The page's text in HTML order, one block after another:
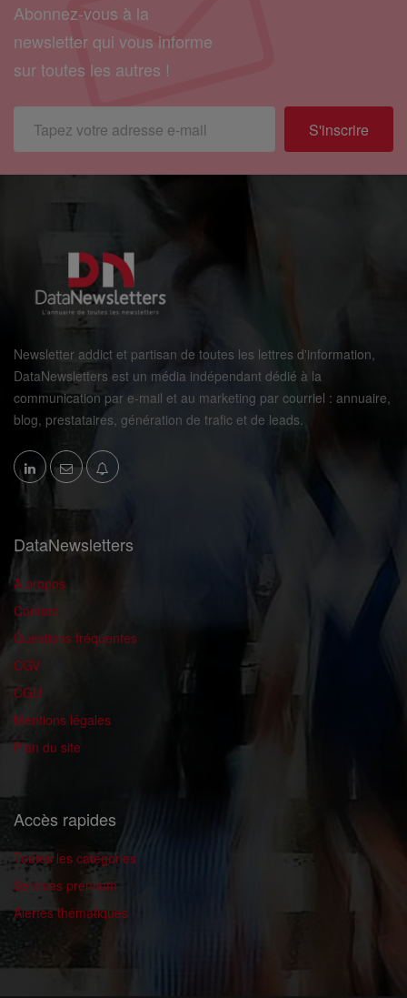
Abonnez-vous à la
newsletter qui vous informe
sur toutes les autres !
S'inscrire
Newsletter addict et partisan de toutes les lettres d'information,
DataNewsletters est un média indépendant dédié à la
communication par e-mail et au marketing par courriel : annuaire,
blog, prestataires, génération de trafic et de leads.
DataNewsletters
A propos
Contact
Questions fréquentes
CGV
CGU
Mentions légales
Plan du site
Accès rapides
Toutes les catégories
Services premium
Alertes thématiques